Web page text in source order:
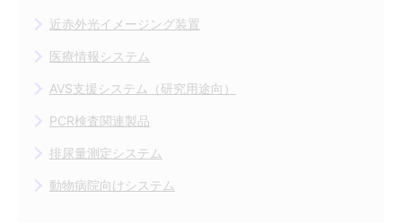
近赤外光イメージング装置
医療情報システム
AVS支援システム（研究用途向）
PCR検査関連製品
排尿量測定システム
動物病院向けシステム